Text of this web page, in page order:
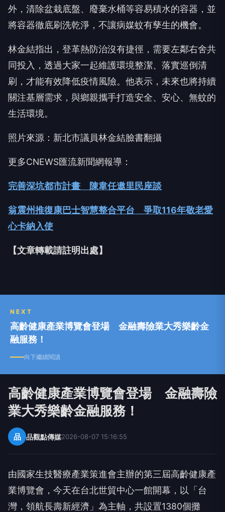
外，清除盆栽底盤、廢棄水桶等容易積水的容器，並
將容器徹底刷洗乾淨，不讓病媒蚊有孳生的機會。
林金結指出，登革熱防治沒有捷徑，需要左鄰右舍共
同投入，透過大家一起維護環境整潔、落實巡倒清
刷，才能有效降低疫情風險。他表示，未來也將持續
關注基層需求，與鄉親攜手打造安全、安心、無蚊的
生活環境。
照片來源：新北市議員林金結臉書翻攝
更多CNEWS匯流新聞網報導：
完善深坑都市計畫 陳韋任邀里民座談
翁震州推復康巴士智慧整合平台 爭取116年敬老愛
心卡納入使
【文章轉載請註明出處】
NEXT
高齡健康產業博覽會登場 金融壽險業大秀樂齡金
融服務！
向下繼續閱讀
高齡健康產業博覽會登場 金融壽險
業大秀樂齡金融服務！
品 品觀點傳媒2026-08-07 15:16:55
由國家生技醫療產業策進會主辦的第三屆高齡健康產
業博覽會，今天在台北世貿中心一館開幕，以「台
灣，領航長壽新經濟」為主軸，共設置1380個攤